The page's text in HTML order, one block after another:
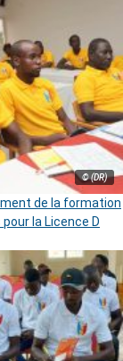
© (DR)
de la formation
la Licence D